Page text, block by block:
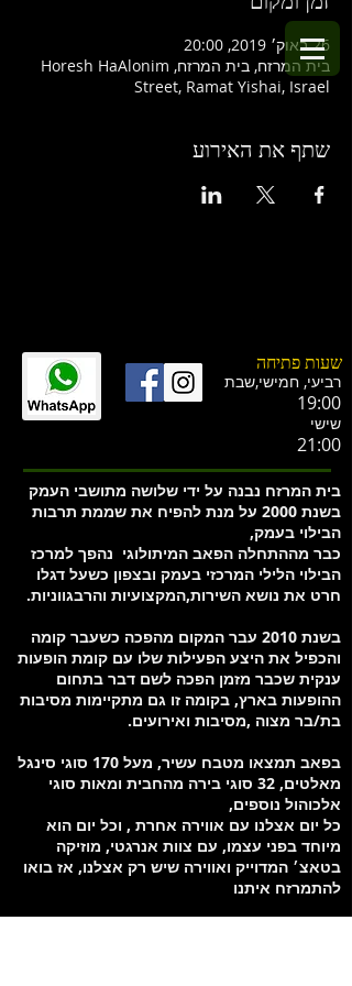
26 באוק׳ 2019, 20:00
בית המרזח, בית המרזח, Horesh HaAlonim
Street, Ramat Yishai, Israel
שתף את האירוע
שעות פתיחה
רביעי, חמישי,שבת
19:00
שישי
21:00
בית המרזח נבנה על ידי שלושה מתושבי העמק
בשנת 2000 על מנת להפיח את שממת תרבות
הבילוי בעמק,
כבר מההתחלה הפאב המיתולוגי נהפך למרכז
הבילוי הלילי המרכזי בעמק ובצפון כשעל דגלו
חרט את נושא השירות,המקצועיות והרבגווניות.
בשנת 2010 עבר המקום מהפכה כשעבר קומה
והכפיל את היצע הפעילות שלו עם קומת הופעות
ענקית שכבר מזמן הפכה לשם דבר בתחום
ההופעות בארץ, בקומה זו גם מתקיימות מסיבות
בת/בר מצוה ,מסיבות ואירועים.
בפאב תמצאו מטבח עשיר, מעל 170 סוגי סינגל
מאלטים, 32 סוגי בירה מהחבית ומאות סוגי
אלכוהול נוספים,
כל יום אצלנו עם אווירה אחרת , וכל יום הוא
מיוחד בפני עצמו, עם צוות אנרגטי, מוזיקה
בטאצ׳ המדוייק ואווירה שיש רק אצלנו, אז בואו
להתמרזח איתנו